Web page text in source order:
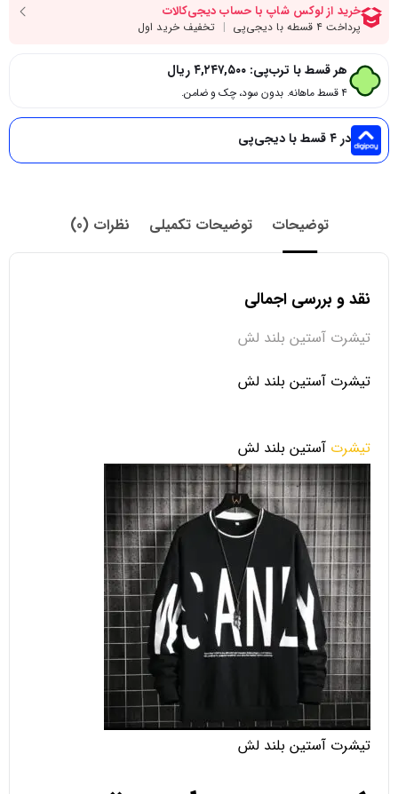
هر قسط با ترب‌پی: ۴,۲۴۷,۵۰۰ریال
۴ قسط ماهانه. بدون سود، چک و ضامن.
در ۴ قسط با دیجی‌پی
توضیحات توضیحات تکمیلی نظرات (0)
نقد و بررسی اجمالی
تیشرت آستین بلند لش
تیشرت آستین بلند لش
تیشرت آستین بلند لش
تیشرت آستین بلند لش